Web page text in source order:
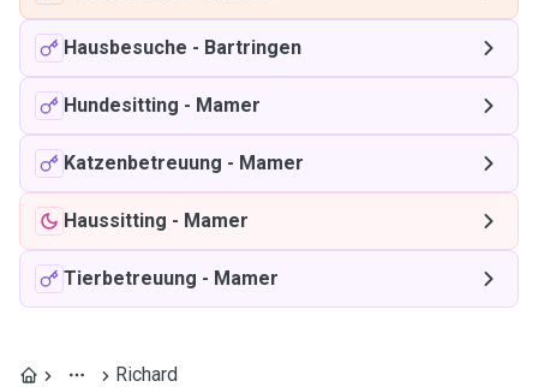
Hausbesuche - Bartringen
Hundesitting - Mamer
Katzenbetreuung - Mamer
Haussitting - Mamer
Tierbetreuung - Mamer
Richard